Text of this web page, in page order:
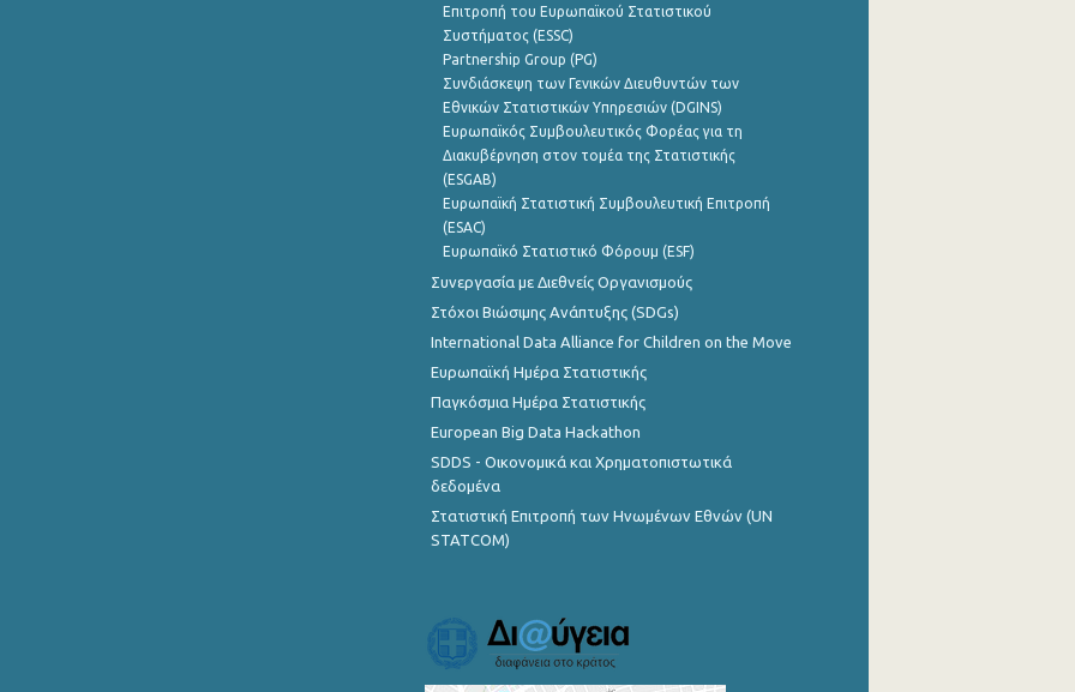
Επιτροπή του Ευρωπαϊκού Στατιστικού
Συστήματος (ESSC)
Partnership Group (PG)
Συνδιάσκεψη των Γενικών Διευθυντών των
Εθνικών Στατιστικών Υπηρεσιών (DGINS)
Ευρωπαϊκός Συμβουλευτικός Φορέας για τη
Διακυβέρνηση στον τομέα της Στατιστικής
(ESGAB)
Ευρωπαϊκή Στατιστική Συμβουλευτική Επιτροπή
(ESAC)
Ευρωπαϊκό Στατιστικό Φόρουμ (ESF)
Συνεργασία με Διεθνείς Οργανισμούς
Στόχοι Βιώσιμης Ανάπτυξης (SDGs)
International Data Alliance for Children on the Move
Ευρωπαϊκή Ημέρα Στατιστικής
Παγκόσμια Ημέρα Στατιστικής
European Big Data Hackathon
SDDS - Οικονομικά και Χρηματοπιστωτικά
δεδομένα
Στατιστική Επιτροπή των Ηνωμένων Εθνών (UN
STATCOM)